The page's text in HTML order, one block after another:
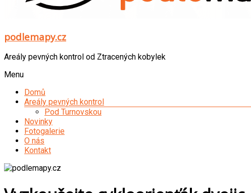
podlemapy.cz
Areály pevných kontrol od Ztracených kobylek
Menu
Domů
Areály pevných kontrol
Pod Turnovskou
Novinky
Fotogalerie
O nás
Kontakt